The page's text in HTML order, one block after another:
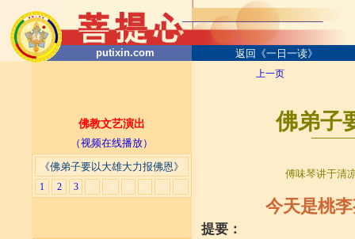
putixin.com 返回《一日一读》
佛教文艺演出
（视频在线播放）
《佛弟子要以大雄大力报佛恩》
1 2 3
上一页
佛弟子
────
傅味琴讲于清
今天是桃
提要：